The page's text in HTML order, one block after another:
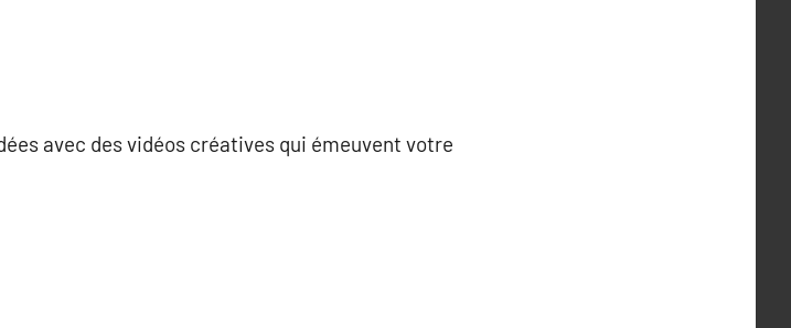
avec des vidéos créatives qui émeuvent votre